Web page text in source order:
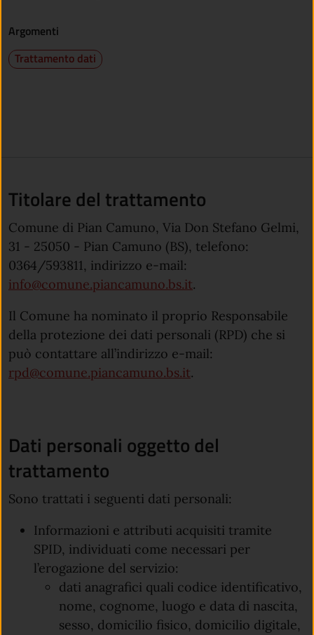
Argomenti
Trattamento dati
Titolare del trattamento
Comune di Pian Camuno, Via Don Stefano Gelmi,
31 - 25050 - Pian Camuno (BS), telefono:
0364/593811, indirizzo e-mail:
info@comune.piancamuno.bs.it.
Il Comune ha nominato il proprio Responsabile
della protezione dei dati personali (RPD) che si
può contattare all’indirizzo e-mail:
rpd@comune.piancamuno.bs.it.
Dati personali oggetto del
trattamento
Sono trattati i seguenti dati personali:
Informazioni e attributi acquisiti tramite
SPID, individuati come necessari per
l’erogazione del servizio:
dati anagrafici quali codice identificativo,
nome, cognome, luogo e data di nascita,
sesso, domicilio fisico, domicilio digitale,